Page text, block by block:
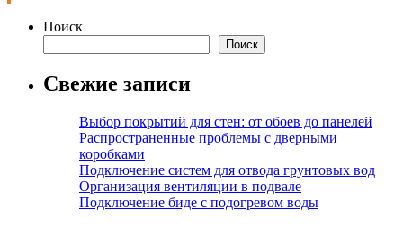
Поиск
Поиск
Свежие записи
Выбор покрытий для стен: от обоев до панелей
Распространенные проблемы с дверными
коробками
Подключение систем для отвода грунтовых вод
Организация вентиляции в подвале
Подключение биде с подогревом воды